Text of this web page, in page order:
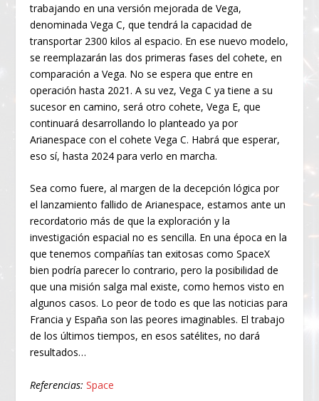
trabajando en una versión mejorada de Vega,
denominada Vega C, que tendrá la capacidad de
transportar 2300 kilos al espacio. En ese nuevo modelo,
se reemplazarán las dos primeras fases del cohete, en
comparación a Vega. No se espera que entre en
operación hasta 2021. A su vez, Vega C ya tiene a su
sucesor en camino, será otro cohete, Vega E, que
continuará desarrollando lo planteado ya por
Arianespace con el cohete Vega C. Habrá que esperar,
eso sí, hasta 2024 para verlo en marcha.
Sea como fuere, al margen de la decepción lógica por
el lanzamiento fallido de Arianespace, estamos ante un
recordatorio más de que la exploración y la
investigación espacial no es sencilla. En una época en la
que tenemos compañías tan exitosas como SpaceX
bien podría parecer lo contrario, pero la posibilidad de
que una misión salga mal existe, como hemos visto en
algunos casos. Lo peor de todo es que las noticias para
Francia y España son las peores imaginables. El trabajo
de los últimos tiempos, en esos satélites, no dará
resultados…
Referencias: Space